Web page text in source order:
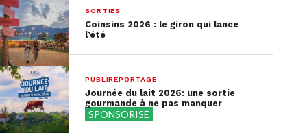
Voir cette publication sur Instagram
SORTIES
Coinsins 2026 : le giron qui lance
l’été
PUBLIREPORTAGE
Journée du lait 2026: une sortie
gourmande à ne pas manquer
SPONSORISÉ